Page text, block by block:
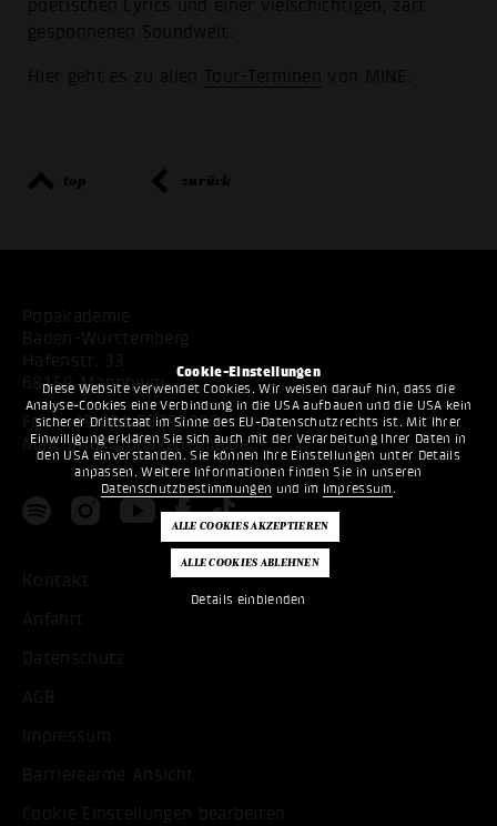
Cookie-Einstellungen
Diese Website verwendet Cookies. Wir weisen darauf hin, dass die
Analyse-Cookies eine Verbindung in die USA aufbauen und die USA kein
sicherer Drittstaat im Sinne des EU-Datenschutzrechts ist. Mit Ihrer
Einwilligung erklären Sie sich auch mit der Verarbeitung Ihrer Daten in
den USA einverstanden. Sie können Ihre Einstellungen unter Details
anpassen. Weitere Informationen finden Sie in unseren
Datenschutzbestimmungen und im Impressum .
Details einblenden
poetischen Lyrics und einer vielschichtigen, zart
gesponnenen Soundwelt.
Hier geht es zu allen Tour-Terminen von MINE.
top zurück
Popakademie
Baden-Württemberg
Hafenstr. 33
68159 Mannheim
Fon:+49 621 53397200
Mail:info@popakademie.de
Kontakt
Anfahrt
Datenschutz
AGB
Impressum
Barrierearme Ansicht
Cookie Einstellungen bearbeiten